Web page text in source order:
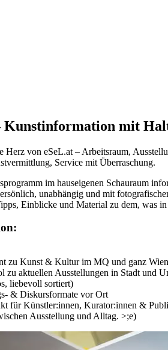
Kunstinformation mit
Herz von eSeL.at – Arbeitsraum,
Service mit Überraschung.
im hauseigenen Schauraum
unabhängig und mit
Einblicke und Material zu dem, was
zu Kunst & Kultur im MQ und ganz Wien
zu aktuellen Ausstellungen in Stadt und
liebevoll sortiert)
& Diskursformate vor Ort
für Künstler:innen, Kurator:innen &
Ausstellung und Alltag. >;e)